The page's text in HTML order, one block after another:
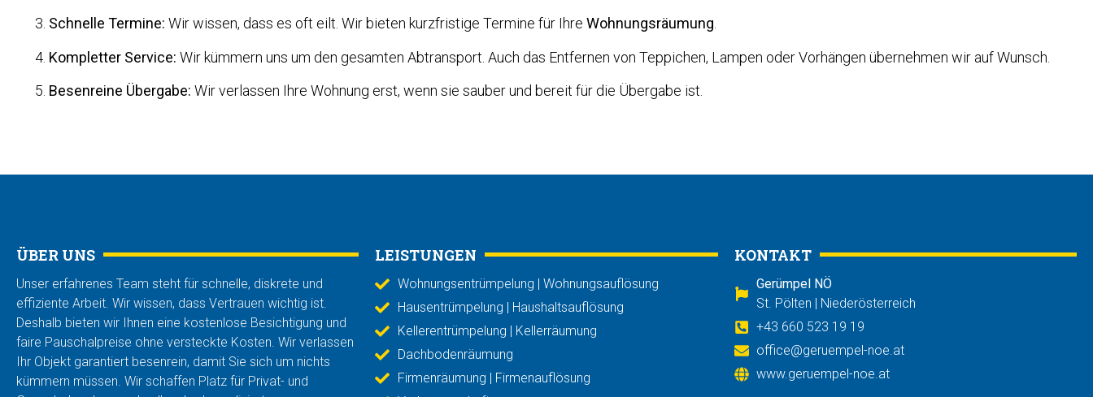
Schnelle Termine: Wir wissen, dass es oft eilt. Wir bieten kurzfristige Termine für Ihre Wohnungsräumung.
Kompletter Service: Wir kümmern uns um den gesamten Abtransport. Auch das Entfernen von Teppichen, Lampen oder Vorhängen übernehmen wir auf Wunsch.
Besenreine Übergabe: Wir verlassen Ihre Wohnung erst, wenn sie sauber und bereit für die Übergabe ist.
ÜBER UNS
Unser erfahrenes Team steht für schnelle, diskrete und
effiziente Arbeit. Wir wissen, dass Vertrauen wichtig ist.
Deshalb bieten wir Ihnen eine kostenlose Besichtigung und
faire Pauschalpreise ohne versteckte Kosten. Wir verlassen
Ihr Objekt garantiert besenrein, damit Sie sich um nichts
kümmern müssen. Wir schaffen Platz für Privat- und
LEISTUNGEN
Wohnungsentrümpelung | Wohnungsauflösung
Hausentrümpelung | Haushaltsauflösung
Kellerentrümpelung | Kellerräumung
Dachbodenräumung
Firmenräumung | Firmenauflösung
KONTAKT
Gerümpel NÖ
St. Pölten | Niederösterreich
+43 660 523 19 19
office@geruempel-noe.at
www.geruempel-noe.at